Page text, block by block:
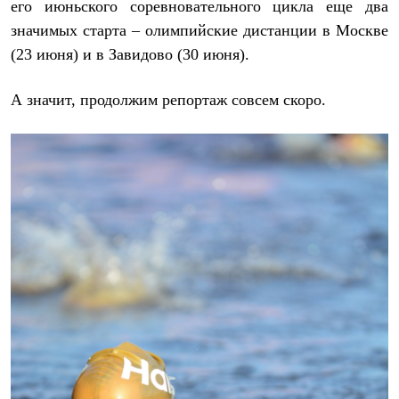
Уход за обувью
Аксессуары
Балаклавы и маски
Повязки
Панамы
Перчатки и рукавицы
Перчатки
Рукавицы
Полезные аксессуары
Ремни
Шевроны
Опушки
Термоковрики
Уход за одеждой
В Арктику
Коллекции
его
июньского соревновательного цикла еще два
значимых старта – олимпийские дистанции в Москве
(23 июня) и в Завидово (30 июня).
А значит, продолжим репортаж совсем скоро.